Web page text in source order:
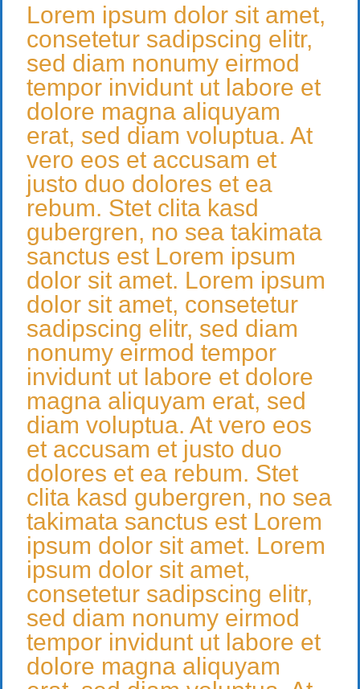
Lorem ipsum dolor sit amet,
consetetur sadipscing elitr,
sed diam nonumy eirmod
tempor invidunt ut labore et
dolore magna aliquyam
erat, sed diam voluptua. At
vero eos et accusam et
justo duo dolores et ea
rebum. Stet clita kasd
gubergren, no sea takimata
sanctus est Lorem ipsum
dolor sit amet. Lorem ipsum
dolor sit amet, consetetur
sadipscing elitr, sed diam
nonumy eirmod tempor
invidunt ut labore et dolore
magna aliquyam erat, sed
diam voluptua. At vero eos
et accusam et justo duo
dolores et ea rebum. Stet
clita kasd gubergren, no sea
takimata sanctus est Lorem
ipsum dolor sit amet. Lorem
ipsum dolor sit amet,
consetetur sadipscing elitr,
sed diam nonumy eirmod
tempor invidunt ut labore et
dolore magna aliquyam